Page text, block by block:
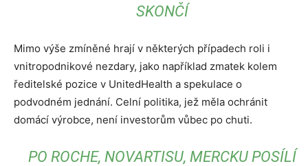
SKONČÍ
Mimo výše zmíněné hrají v některých případech roli i
vnitropodnikové nezdary, jako například zmatek kolem
ředitelské pozice v UnitedHealth a spekulace o
podvodném jednání. Celní politika, jež měla ochránit
domácí výrobce, není investorům vůbec po chuti.
PO ROCHE, NOVARTISU, MERCKU POSÍLÍ